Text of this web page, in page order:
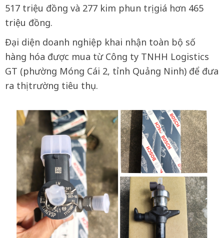
517 triệu đồng và 277 kim phun trị giá hơn 465
triệu đồng.
Đại diện doanh nghiệp khai nhận toàn bộ số
hàng hóa được mua từ Công ty TNHH Logistics
GT (phường Móng Cái 2, tỉnh Quảng Ninh) để đưa
ra thị trường tiêu thụ.